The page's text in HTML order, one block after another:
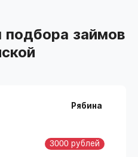
подбора займов
Рябина
3000 рублей